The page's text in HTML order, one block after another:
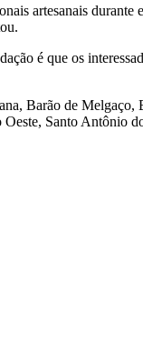
artesanais
é que os
Barão de Melgaço,
Santo Antônio